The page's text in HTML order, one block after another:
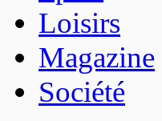
Loisirs
Magazine
Société